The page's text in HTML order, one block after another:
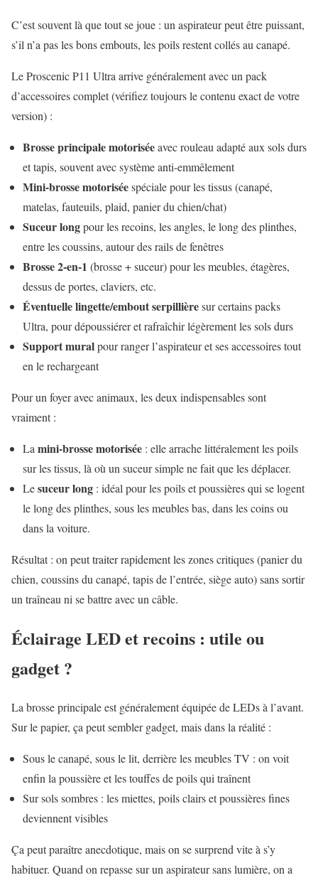
C’est souvent là que tout se joue : un aspirateur peut être puissant,
s’il n’a pas les bons embouts, les poils restent collés au canapé.
Le Proscenic P11 Ultra arrive généralement avec un pack
d’accessoires complet (vérifiez toujours le contenu exact de votre
version) :
Brosse principale motoriséeavec rouleau adapté aux sols durs
et tapis, souvent avec système anti-emmêlement
Mini-brosse motoriséespéciale pour les tissus (canapé,
matelas, fauteuils, plaid, panier du chien/chat)
Suceur longpour les recoins, les angles, le long des plinthes,
entre les coussins, autour des rails de fenêtres
Brosse 2-en-1 (brosse + suceur) pour les meubles, étagères,
dessus de portes, claviers, etc.
Éventuelle lingette/embout serpillièresur certains packs
Ultra, pour dépoussiérer et rafraîchir légèrement les sols durs
Support muralpour ranger l’aspirateur et ses accessoires tout
en le rechargeant
Pour un foyer avec animaux, les deux indispensables sont
vraiment :
La mini-brosse motorisée : elle arrache littéralement les poils
sur les tissus, là où un suceur simple ne fait que les déplacer.
Lesuceur long : idéal pour les poils et poussières qui se logent
le long des plinthes, sous les meubles bas, dans les coins ou
dans la voiture.
Résultat : on peut traiter rapidement les zones critiques (panier du
chien, coussins du canapé, tapis de l’entrée, siège auto) sans sortir
un traîneau ni se battre avec un câble.
Éclairage LED et recoins : utile ou
gadget ?
La brosse principale est généralement équipée de LEDs à l’avant.
Sur le papier, ça peut sembler gadget, mais dans la réalité :
Sous le canapé, sous le lit, derrière les meubles TV : on voit
enfin la poussière et les touffes de poils qui traînent
Sur sols sombres : les miettes, poils clairs et poussières fines
deviennent visibles
Ça peut paraître anecdotique, mais on se surprend vite à s’y
habituer. Quand on repasse sur un aspirateur sans lumière, on a